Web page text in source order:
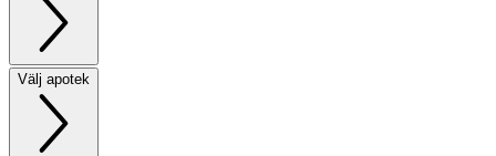
Välj apotek